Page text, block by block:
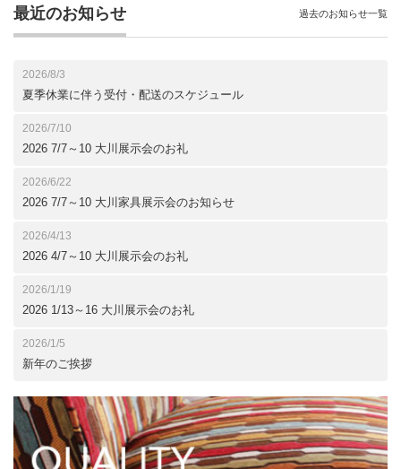
最近のお知らせ
2026/8/3
夏季休業に伴う受付・配送のスケジュール
2026/7/10
2026 7/7～10 大川展示会のお礼
2026/6/22
2026 7/7～10 大川家具展示会のお知らせ
2026/4/13
2026 4/7～10 大川展示会のお礼
2026/1/19
2026 1/13～16 大川展示会のお礼
2026/1/5
新年のご挨拶
過去のお知らせ一覧